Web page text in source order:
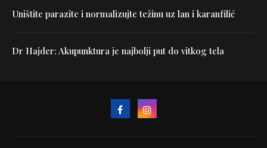
Uništite parazite i normalizujte težinu uz lan i karanfilić
Dr Hajder: Akupunktura je najbolji put do vitkog tela